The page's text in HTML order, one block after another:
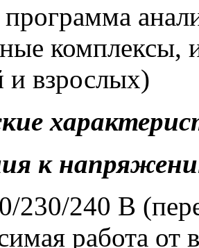
комплексы,
и взрослых)
к
230/240 В
работа от